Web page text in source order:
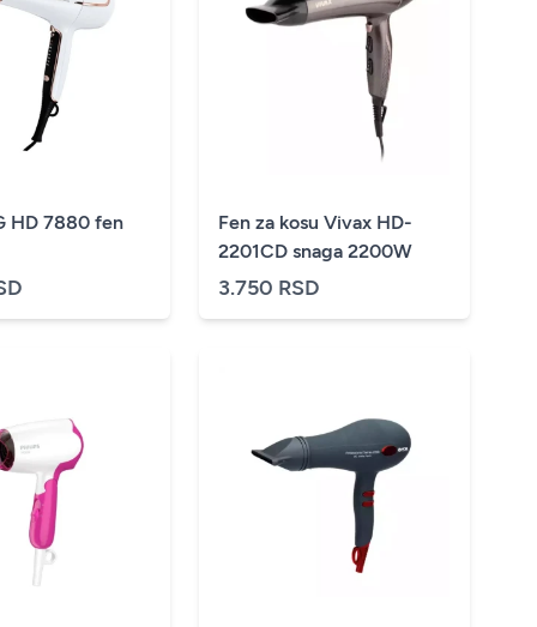
HD 7880 fen
Fen za kosu Vivax HD-
2201CD snaga 2200W
3.750 RSD